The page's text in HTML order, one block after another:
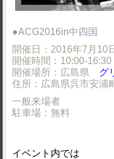
●ACG2016in中四国
開催日：2016年7月10
開催時間：10:00-16:30
開催場所：広島県 グ
住所：広島県呉市安浦
一般来場者
駐車場：無料
イベント内では